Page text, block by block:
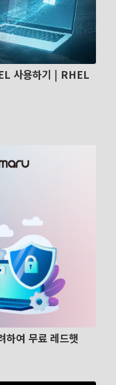
사용하기 | RHEL
하여 무료 레드햇